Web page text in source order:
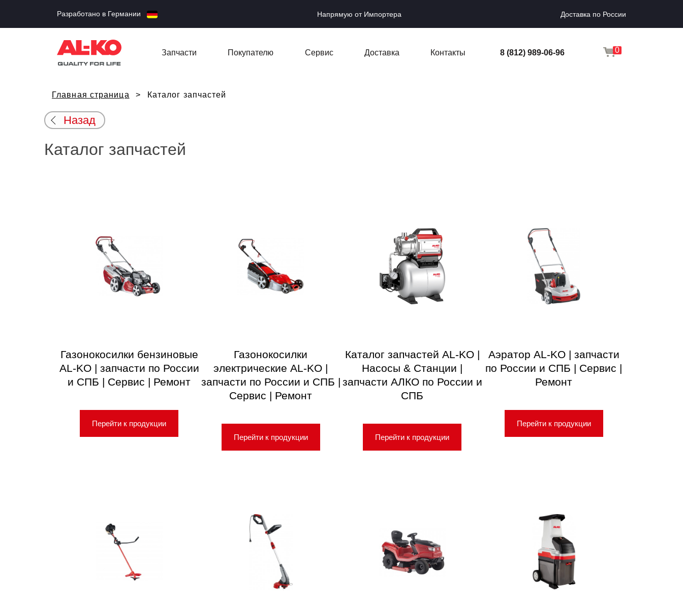
Разработано в Германии Напрямую от Импортера Доставка по России
Запчасти Покупателю Сервис Доставка Контакты 8 (812) 989-06-96 0
Главная страница Каталог запчастей
Назад
Каталог запчастей
Газонокосилки бензиновые
AL-KO | запчасти по России
и СПБ | Сервис | Ремонт
Перейти к продукции
Газонокосилки
электрические AL-KO |
запчасти по России и СПБ |
Сервис | Ремонт
Перейти к продукции
Каталог запчастей AL-KO |
Насосы & Станции |
запчасти АЛКО по России и
СПБ
Перейти к продукции
Аэратор AL-KO | запчасти
по России и СПБ | Сервис |
Ремонт
Перейти к продукции